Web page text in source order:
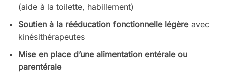
(aide à la toilette, habillement)
Soutien à la rééducation fonctionnelle légèreavec
kinésithérapeutes
Mise en place d’une alimentation entérale ou
parentérale